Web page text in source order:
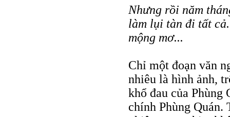
Nhưng rồi năm
làm lụi tàn đi tất
mộng mơ...
Chỉ một đoạn văn
nhiêu là hình ảnh,
khổ đau của Phùng
chính Phùng Quán.